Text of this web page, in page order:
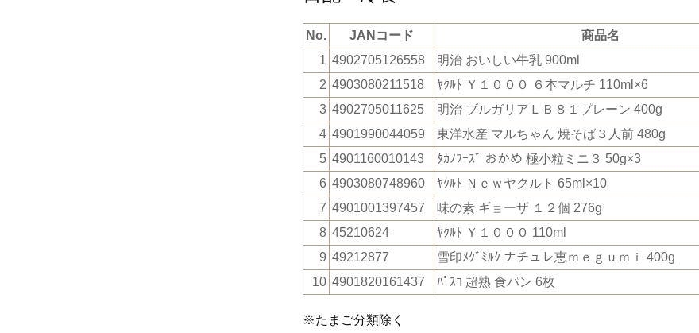
No. JANコード 商品名
1 4902705126558 明治 おいしい牛乳 900ml
2 4903080211518 ﾔｸﾙﾄ Ｙ１０００ ６本マルチ 110ml×6
3 4902705011625 明治 ブルガリアＬＢ８１プレーン 400g
4 4901990044059 東洋水産 マルちゃん 焼そば３人前 480g
5 4901160010143 ﾀｶﾉﾌｰｽﾞ おかめ 極小粒ミニ３ 50g×3
6 4903080748960 ﾔｸﾙﾄ Ｎｅｗヤクルト 65ml×10
7 4901001397457 味の素 ギョーザ １２個 276g
8 45210624 ﾔｸﾙﾄ Ｙ１０００ 110ml
9 49212877 雪印ﾒｸﾞﾐﾙｸ ナチュレ恵ｍｅｇｕｍｉ 400g
10 4901820161437 ﾊﾟｽｺ 超熟 食パン 6枚
※たまご分類除く